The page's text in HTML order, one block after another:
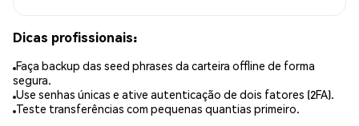
Dicas profissionais:
Faça backup das seed phrases da carteira offline de forma
segura.
Use senhas únicas e ative autenticação de dois fatores (2FA).
Teste transferências com pequenas quantias primeiro.